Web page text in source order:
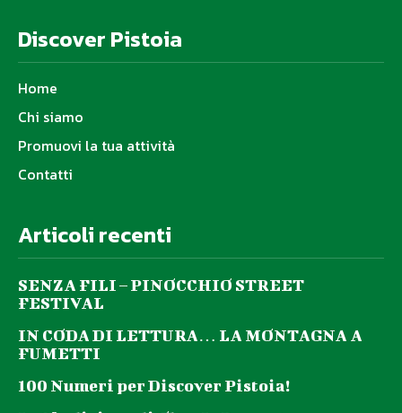
Discover Pistoia
Home
Chi siamo
Promuovi la tua attività
Contatti
Articoli recenti
SENZA FILI – PINOCCHIO STREET
FESTIVAL
IN CODA DI LETTURA… LA MONTAGNA A
FUMETTI
100 Numeri per Discover Pistoia!